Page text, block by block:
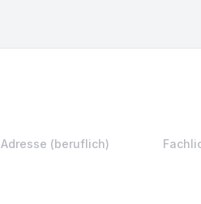
Adresse (beruflich)